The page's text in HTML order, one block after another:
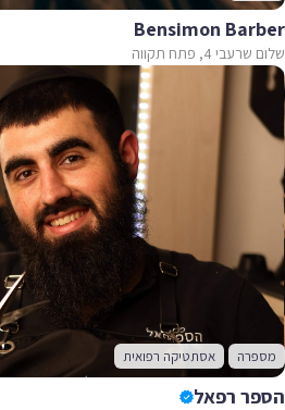
Bensimon Barber
שלום שרעבי 4, פתח תקווה
מספרה אסתטיקה רפואית
הספר רפאל